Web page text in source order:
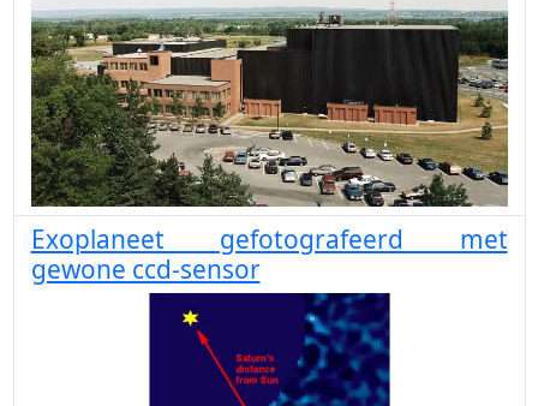
Exoplaneet gefotografeerd met
gewone ccd-sensor